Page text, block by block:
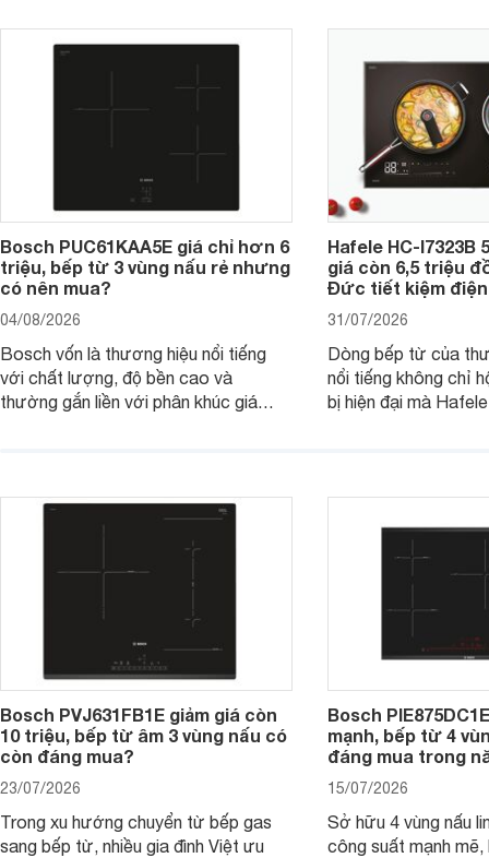
Bosch PUC61KAA5E giá chỉ hơn 6
triệu, bếp từ 3 vùng nấu rẻ nhưng
có nên mua?
04/08/2026
Bosch vốn là thương hiệu nổi tiếng
với chất lượng, độ bền cao và
thường gắn liền với phân khúc giá
đơn vị phân phối với mức giá khá dễ
tiếp cận, thu hút sự quan tâm của
Hafele HC-I7323B
giá còn 6,5 triệu
Đức tiết kiệm
31/07/2026
Dòng bếp từ của
nổi tiếng không chỉ
bị hiện đại mà
gia đình.
Bosch PVJ631FB1E giảm giá còn
10 triệu, bếp từ âm 3 vùng nấu có
còn đáng mua?
23/07/2026
Trong xu hướng chuyển từ bếp gas
sang bếp từ, nhiều gia đình Việt ưu
Bosch
mạnh, bếp từ 4
đáng mua trong
15/07/2026
Sở hữu 4 vùng nấu
công suất mạnh